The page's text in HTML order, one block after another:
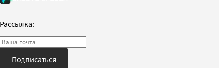
Рассылка:
Подписаться